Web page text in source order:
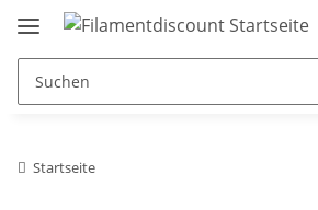
Startseite